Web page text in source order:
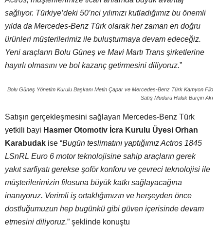
sağlıyor. Türkiye’deki 50’nci yılımızı kutladığımız bu önemli
yılda da Mercedes-Benz Türk olarak her zaman en doğru
ürünleri müşterilerimiz ile buluşturmaya devam edeceğiz.
Yeni araçların Bolu Güneş ve Mavi Martı Trans şirketlerine
hayırlı olmasını ve bol kazanç getirmesini diliyoruz.”
Bolu Güneş Yönetim Kurulu Başkanı Metin Çapar ve Mercedes-Benz Türk Kamyon Filo
Satış Müdürü Haluk Burçin Akı
Satışın gerçekleşmesini sağlayan Mercedes-Benz Türk
yetkili bayi Hasmer Otomotiv İcra Kurulu Üyesi Orhan
Karabudak ise “Bugün teslimatını yaptığımız Actros 1845
LSnRL Euro 6 motor teknolojisine sahip araçların gerek
yakıt sarfiyatı gerekse şoför konforu ve çevreci teknolojisi ile
müşterilerimizin filosuna büyük katkı sağlayacağına
inanıyoruz. Verimli iş ortaklığımızın ve herşeyden önce
dostluğumuzun hep bugünkü gibi güven içerisinde devam
etmesini diliyoruz.” şeklinde konuştu